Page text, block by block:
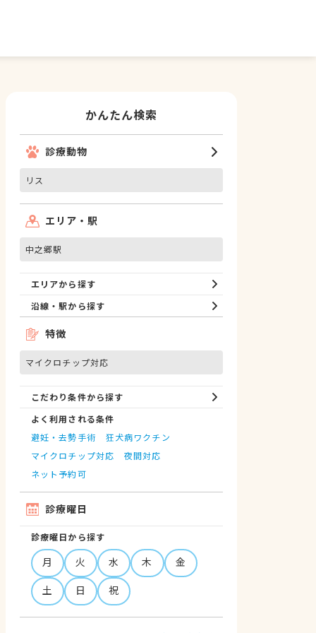
かんたん検索
診療動物
リス
エリア・駅
中之郷駅
エリアから探す
沿線・駅から探す
特徴
マイクロチップ対応
こだわり条件から探す
よく利用される条件
避妊・去勢手術
狂犬病ワクチン
マイクロチップ対応
夜間対応
ネット予約可
診療曜日
診療曜日から探す
月 火 水 木
金
土
日 祝